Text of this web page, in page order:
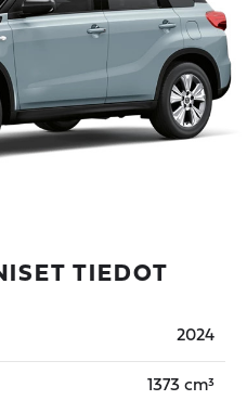
TIEDOT
2024
1373 cm³